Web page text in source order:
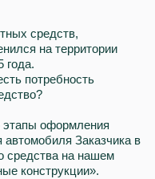
средств,
на территории
года.
потребность
оформления
Заказчика в
средства на нашем
конструкции».